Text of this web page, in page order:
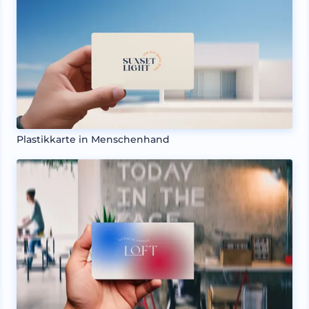
Plastikkarte in Menschenhand